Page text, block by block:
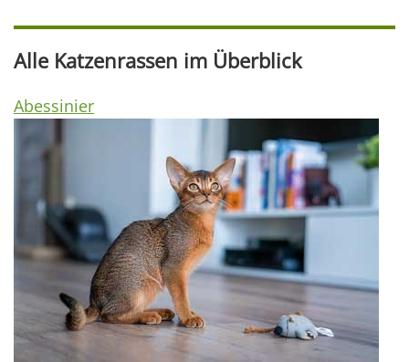
Alle Katzenrassen im Überblick
Abessinier